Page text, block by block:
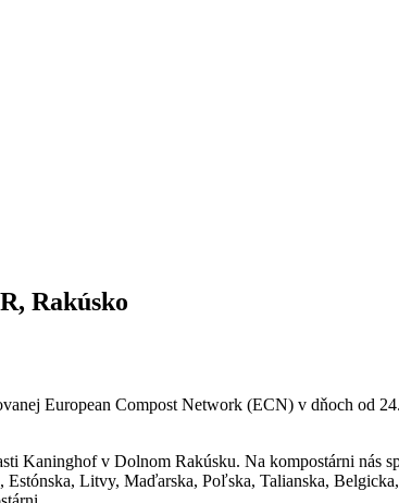
Rakúsko
European Compost Network (ECN) v dňoch od
Kaninghof v Dolnom Rakúsku. Na kompostárni nás
Litvy, Maďarska, Poľska, Talianska,